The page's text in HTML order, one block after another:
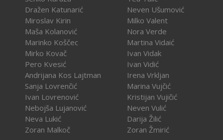
Dražen Katunarić
Miroslav Kirin
Maša Kolanović
Marinko Koščec
Mirko Kovač
Pero Kvesić
Andrijana Kos Lajtman
Sanja Lovrenčić
Ivan Lovrenović
Nebojša Lujanović
Neva Lukić
Zoran Malkoč
Neven Ušumović
Milko Valent
Nora Verde
Martina Vidaić
Ivan Vidak
Ivan Vidić
Irena Vrkljan
Marina Vujčić
Kristijan Vujičić
Neven Vulić
Darija Žilić
Zoran Žmirić